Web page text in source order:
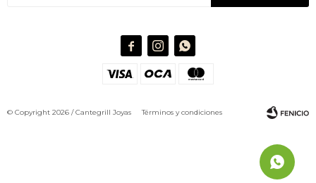
  
© Copyright 2026 / Cantegrill JoyasTérminos y condiciones